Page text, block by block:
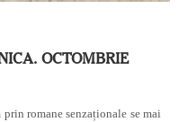
OCTOMBRIE
romane senzaționale se mai